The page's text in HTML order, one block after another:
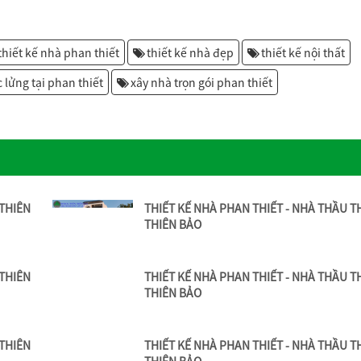
kế nhà phan thiết thiết kế nhà đẹp
thiết kế nội thất
lửng tại phan thiết
xây nhà trọn gói phan thiết
THIẾT KẾ NHÀ PHAN THIẾT - NHÀ THẦU
THIÊN BẢO
THIẾT KẾ NHÀ PHAN THIẾT - NHÀ THẦU
THIÊN BẢO
THIẾT KẾ NHÀ PHAN THIẾT - NHÀ THẦU